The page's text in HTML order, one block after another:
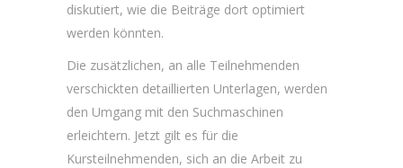
diskutiert, wie die Beiträge dort optimiert
werden könnten.
Die zusätzlichen, an alle Teilnehmenden
verschickten detaillierten Unterlagen, werden
den Umgang mit den Suchmaschinen
erleichtern. Jetzt gilt es für die
Kursteilnehmenden, sich an die Arbeit zu